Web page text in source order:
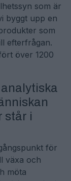
som är
byggt upp en
som
efterfrågan.
över 1200
står i
för
växa och
möta